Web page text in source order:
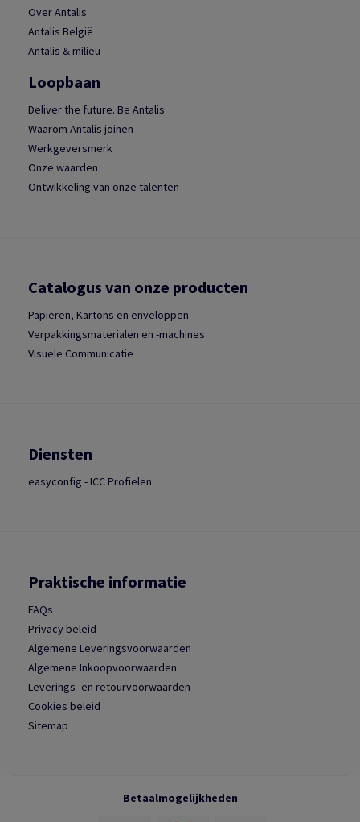
Over Antalis
Antalis België
Antalis & milieu
Loopbaan
Deliver the future. Be Antalis
Waarom Antalis joinen
Werkgeversmerk
Onze waarden
Ontwikkeling van onze talenten
Catalogus van onze producten
Papieren, Kartons en enveloppen
Verpakkingsmaterialen en -machines
Visuele Communicatie
Diensten
easyconfig - ICC Profielen
Praktische informatie
FAQs
Privacy beleid
Algemene Leveringsvoorwaarden
Algemene Inkoopvoorwaarden
Leverings- en retourvoorwaarden
Cookies beleid
Sitemap
Betaalmogelijkheden